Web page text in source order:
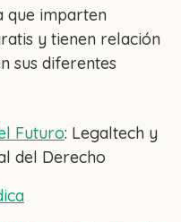
que imparten
y tienen relación
sus diferentes
Futuro: Legaltech y
del Derecho